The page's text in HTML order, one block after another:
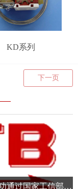
KD系列
下一页
关于佛山市通宝华龙控制器有限公司成功通过国家工信部专精特新“小巨人”企业认定的简讯